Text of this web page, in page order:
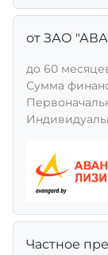
от ЗАО
до 60
Сумма
Частное